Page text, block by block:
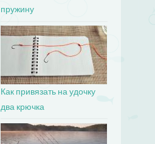
пружину
Как привязать на удочку
два крючка